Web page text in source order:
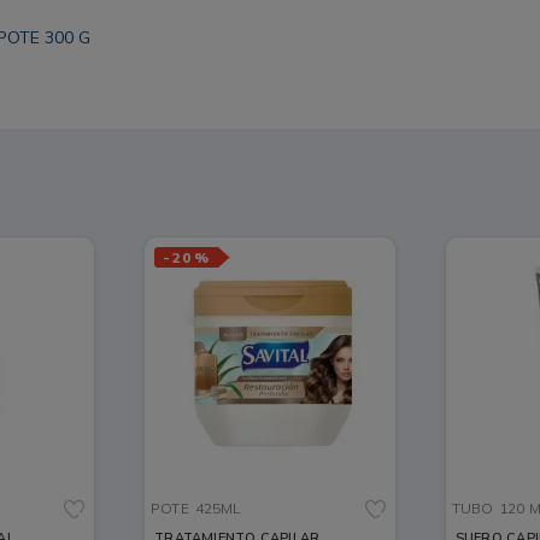
300 G
- 20 %
POTE 425ML TUBO 120